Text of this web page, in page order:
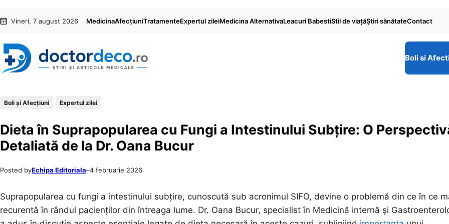
conținut
content
Vineri, 7 august 2026 MedicinaAfecțiuniTratamenteExpertul zileiMedicina AlternativaLeacuri BabestiStil de viaţăŞtiri sănătateContact
Boli si
Boli și Afecțiuni Expertul zilei
Dieta în Suprapopularea cu Fungi a Intestinului Subțire: O
Detaliată de la Dr. Oana Bucur
Posted byEchipa Editoriala–4 februarie 2026
Suprapopularea cu fungi a intestinului subțire, cunoscută sub acronimul SIFO, devine o problemă din ce în ce
recurentă în rândul pacienților din întreaga lume. Dr. Oana Bucur, specialist în Medicină internă și